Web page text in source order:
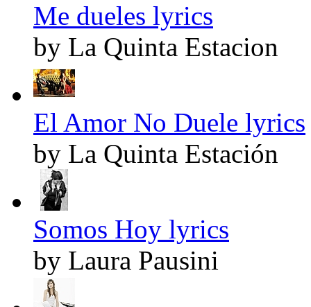
Me dueles lyrics
by La Quinta Estacion
El Amor No Duele lyrics
by La Quinta Estación
Somos Hoy lyrics
by Laura Pausini